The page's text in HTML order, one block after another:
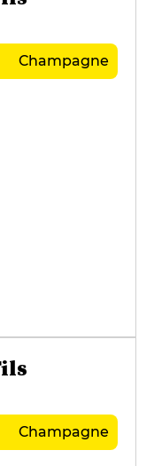
Champagne
Champagne